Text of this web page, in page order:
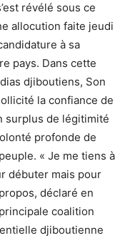
révélé sous ce
allocution faite jeudi
à sa
pays. Dans cette
djiboutiens, Son
la confiance de
surplus de légitimité
profonde de
« Je me tiens à
débuter mais pour
déclaré en
coalition
djiboutienne